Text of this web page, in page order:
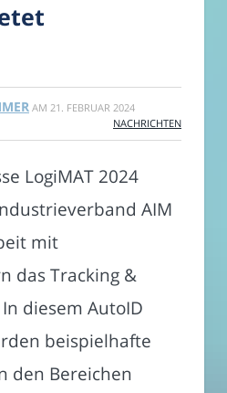
AM 21. FEBRUAR 2024
NACHRICHTEN
LogiMAT 2024
AIM
mit
das Tracking &
diesem AutoID
beispielhafte
den Bereichen